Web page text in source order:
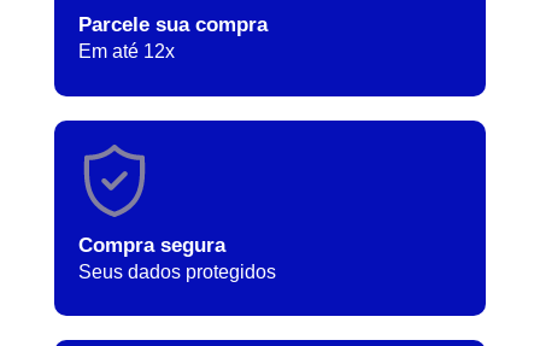
Parcele sua compra
Em até 12x
Compra segura
Seus dados protegidos